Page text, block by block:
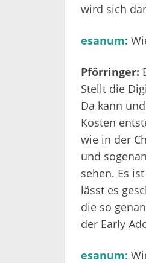
wird sich
esanum:
Pförringer:
Stellt die
Da kann
Kosten
wie in der
und
sehen. Es
lässt es
die so
der Early
esanum: